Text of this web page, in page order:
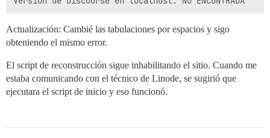
Actualización: Cambié las tabulaciones por espacios y sigo
obteniendo el mismo error.
El script de reconstrucción sigue inhabilitando el sitio. Cuando me
estaba comunicando con el técnico de Linode, se sugirió que
ejecutara el script de inicio y eso funcionó.